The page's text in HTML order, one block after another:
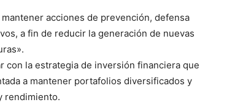
acciones de prevención, defensa
a fin de reducir la generación de nuevas
con la estrategia de inversión financiera que
a mantener portafolios diversificados y
rendimiento.